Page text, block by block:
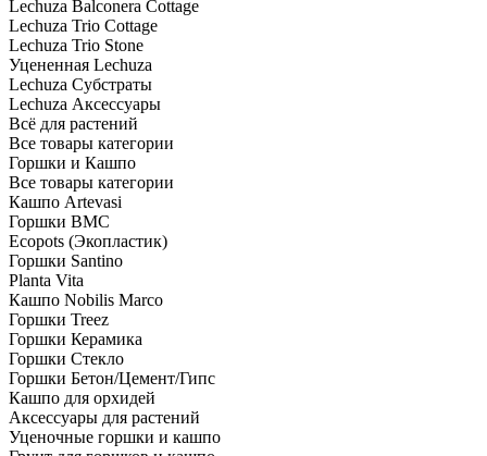
Lechuza Balconera Cottage
Lechuza Trio Cottage
Lechuza Trio Stone
Уцененная Lechuza
Lechuza Субстраты
Lechuza Аксессуары
Всё для растений
Все товары категории
Горшки и Кашпо
Все товары категории
Кашпо Artevasi
Горшки BMC
Ecopots (Экопластик)
Горшки Santino
Planta Vita
Кашпо Nobilis Marco
Горшки Treez
Горшки Керамика
Горшки Стекло
Горшки Бетон/Цемент/Гипс
Кашпо для орхидей
Аксессуары для растений
Уценочные горшки и кашпо